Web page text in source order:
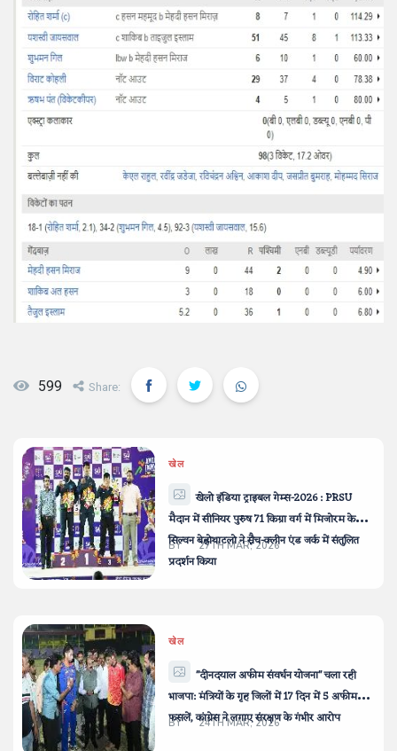
599 Share:
खेल
खेलो इंडिया ट्राइबल गेम्स-2026 : PRSU
मैदान में सीनियर पुरुष 71 किग्रा वर्ग में मिजोरम के
सिल्वन बेह्रोथाटलो ने स्नैच-क्लीन एंड जर्क में संतुलित
प्रदर्शन किया
BY 27TH MAR, 2026
खेल
"दीनदयाल अफीम संवर्धन योजना" चला रही
भाजपा: मंत्रियों के गृह जिलों में 17 दिन में 5 अफीम
फसलें, कांग्रेस ने लगाए संरक्षण के गंभीर आरोप
BY 24TH MAR, 2026